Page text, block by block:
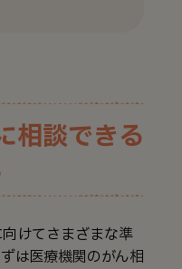
相談できる
けてさまざまな準
は医療機関のがん相